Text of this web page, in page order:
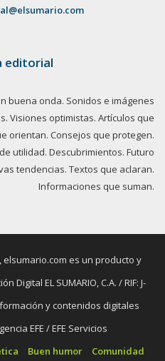
editorial
buena onda. Sonidos e imágenes
Visiones optimistas. Artículos que
orientan. Consejos que protegen.
utilidad. Descubrimientos. Futuro
tendencias. Textos que aclaran.
Informaciones que suman.
es un producto y
Digital EL SUMARIO, C.A. / RIF: J-
y contenidos digitales
EFE / EFE Servicios
Buen humor Comunidad